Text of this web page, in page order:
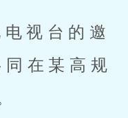
同在某高规